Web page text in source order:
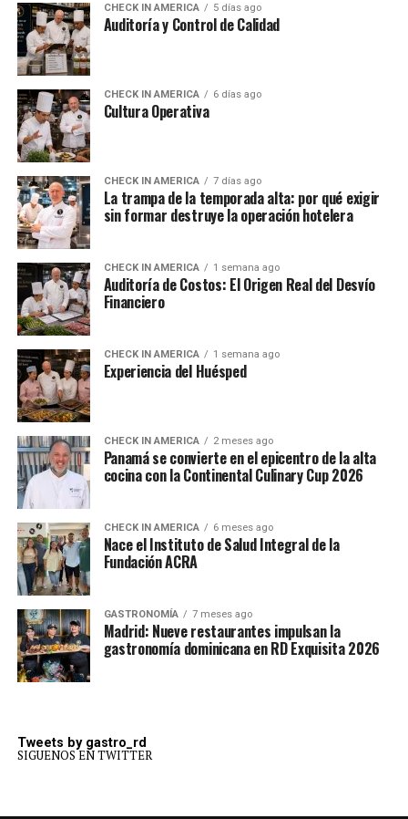
CHECK IN AMERICA 5 días ago
Auditoría y Control de Calidad
CHECK IN AMERICA 6 días ago
Cultura Operativa
CHECK IN AMERICA 7 días ago
La trampa de la temporada alta: por qué exigir
sin formar destruye la operación hotelera
CHECK IN AMERICA 1 semana ago
Auditoría de Costos: El Origen Real del Desvío
Financiero
CHECK IN AMERICA 1 semana ago
Experiencia del Huésped
CHECK IN AMERICA 2 meses ago
Panamá se convierte en el epicentro de la alta
cocina con la Continental Culinary Cup 2026
CHECK IN AMERICA 6 meses ago
Nace el Instituto de Salud Integral de la
Fundación ACRA
GASTRONOMÍA 7 meses ago
Madrid: Nueve restaurantes impulsan la
gastronomía dominicana en RD Exquisita 2026
Tweets by gastro_rd
SIGUENOS EN TWITTER